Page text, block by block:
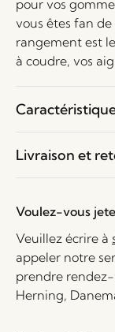
pour vos
vous êtes fan
rangement est
à coudre, vos
Livraison et
Voulez-vous
Veuillez écrire à
appeler notre
prendre
Herning,